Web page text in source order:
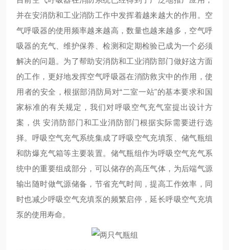
并在安消防和工业消防工作中发挥着越来越大的作用。空
气呼吸器的使用频率越来越高，数量也越来越多，空气呼
吸器的充气、维护保养、检测和定期检验已成为一个必须
解决的问题。为了帮助安消防和工业消防部门做好这方面
的工作，更好地发挥空气呼吸器在消防救灾中的作用，使
用者的安全，根据部消防局对“二室一站"的基本要求和国
家标准的有关规定，我们对呼吸空气充气室提出设计方
案，供 安消防部门和工业消防部门根据实际需要进行选
择。呼吸空气充气系统集成了呼吸空气充填泵、储气瓶组
和防爆充气箱等主要装置。储气瓶组作为呼吸空气充气系
统中的重要组成部分，可以储存的高压气体，为后端气源
输出随时做气源储备，节省充气时间，提高工作效率，同
时也减少呼吸空气充填泵的频繁启停，延长呼吸空气充填
泵的使用寿命。